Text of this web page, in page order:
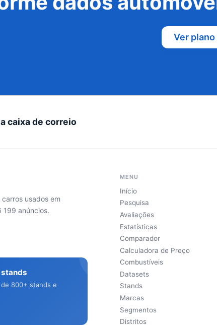
Ver plano
caixa de correio
usados em
199 anúncios.
800+ stands e
MENU
Início
Pesquisa
Avaliações
Estatísticas
Comparador
Calculadora de Preço
Combustíveis
Datasets
Stands
Marcas
Segmentos
Distritos